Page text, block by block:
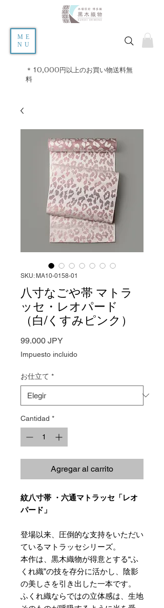
ME
NU
＊10,000円以上のお買い物送料無
料
SKU: MA10-0158-01
八寸なごや帯 マトラ
ッセ・レオパード
（白/くすみピンク）
99.000 JPYPrecio
Impuesto incluido
お仕立て *
Cantidad *
Agregar al carrito
紋八寸帯 ・六通マトラッセ「レオ
パード」
登場以来、圧倒的な支持をいただい
ているマトラッセシリーズ。
本作は、黒木織物が得意とする“ふ
くれ織”の技を存分に活かし、陰影
の美しさを引き出した一本です。
ふくれ織ならではの立体感は、生地